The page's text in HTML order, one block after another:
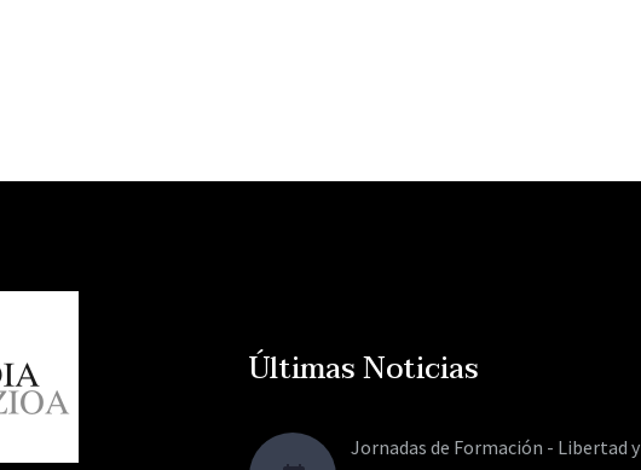
Últimas Noticias
Jornadas de Formación - Libertad y